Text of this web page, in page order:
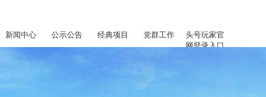
新闻中心 公示公告 经典项目 党群工作
头号玩家官
网登录入口